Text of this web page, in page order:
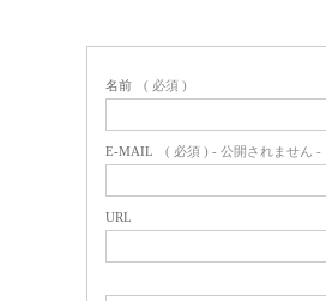
名前 ( 必須 )
E-MAIL ( 必須 ) - 公開されません -
URL